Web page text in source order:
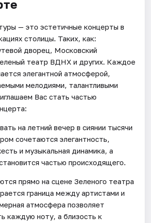
— это эстетичные концерты в
столицы. Таких, как:
дворец, Московский
театр ВДНХ и других. Каждое
элегантной атмосферой,
мелодиями, талантливыми
Вас стать частью
на летний вечер в сиянии тысячи
сочетаются элегантность,
и музыкальная динамика, а
частью происходящего.
прямо на сцене Зеленого театра
граница между артистами и
атмосфера позволяет
каждую ноту, а близость к